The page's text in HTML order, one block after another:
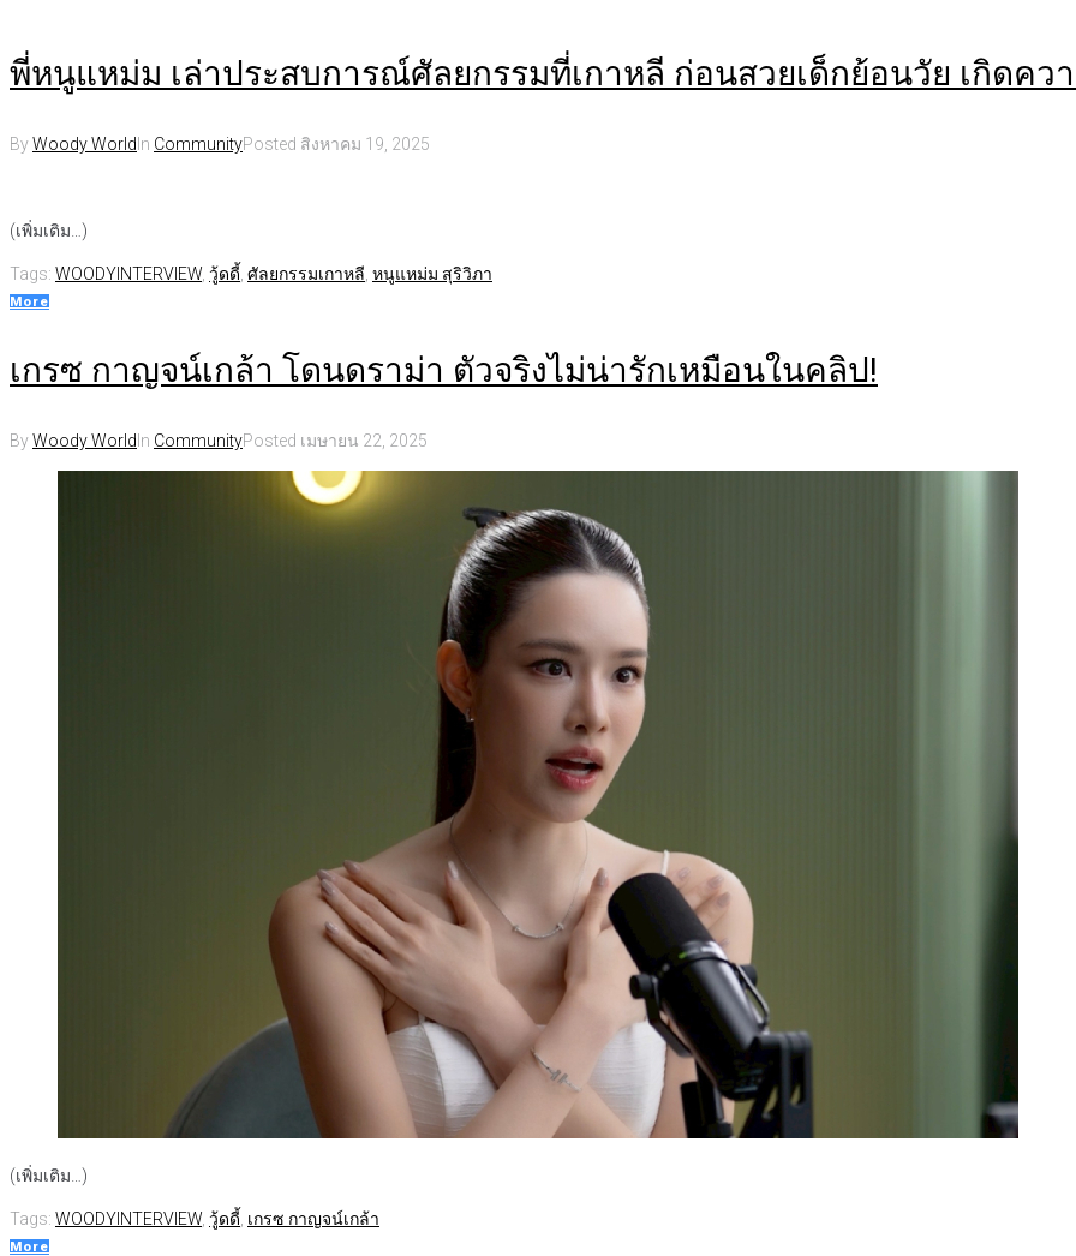
พี่หนูแหม่ม เล่าประสบการณ์ศัลยกรรมที่เกาหลี ก่อนสวยเด็กย้อนวัย เกิดคว
ByWoody World In CommunityPosted สิงหาคม 19, 2025
(เพิ่มเติม…)
Tags: WOODYINTERVIEW วู้ดดี้ ศัลยกรรมเกาหลี หนูแหม่ม สุริวิภา
More
เกรซ กาญจน์เกล้า โดนดราม่า ตัวจริงไม่น่ารักเหมือนในคลิป!
ByWoody World In CommunityPosted เมษายน 22, 2025
(เพิ่มเติม…)
Tags: WOODYINTERVIEW วู้ดดี้ เกรซ กาญจน์เกล้า
More